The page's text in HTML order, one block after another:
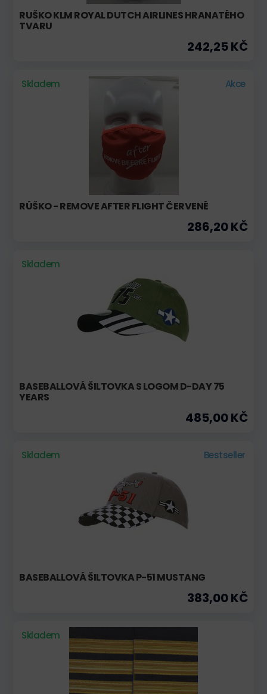
RUŠKO KLM ROYAL DUTCH AIRLINES HRANATÉHO
TVARU
242,25 KČ
Skladem Akce
RÚŠKO - REMOVE AFTER FLIGHT ČERVENÉ
286,20 KČ
Skladem
BASEBALLOVÁ ŠILTOVKA S LOGOM D-DAY 75
YEARS
485,00 KČ
Skladem Bestseller
BASEBALLOVÁ ŠILTOVKA P-51 MUSTANG
383,00 KČ
Skladem